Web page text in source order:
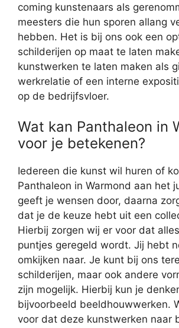
coming kunstenaars als
meesters die hun sporen allang
hebben. Het is bij ons ook een
schilderijen op maat te laten
kunstwerken te laten maken als
werkrelatie of een interne
op de bedrijfsvloer.
Wat kan Panthaleon in
voor je betekenen?
Iedereen die kunst wil huren of
Panthaleon in Warmond aan het
geeft je wensen door, daarna
dat je de keuze hebt uit een
Hierbij zorgen wij er voor dat
puntjes geregeld wordt. Jij hebt
omkijken naar. Je kunt bij ons
schilderijen, maar ook andere
zijn mogelijk. Hierbij kun je
bijvoorbeeld beeldhouwwerken.
voor dat deze kunstwerken naar